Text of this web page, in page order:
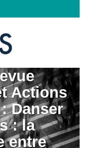
Actions
Danser
: la
entre